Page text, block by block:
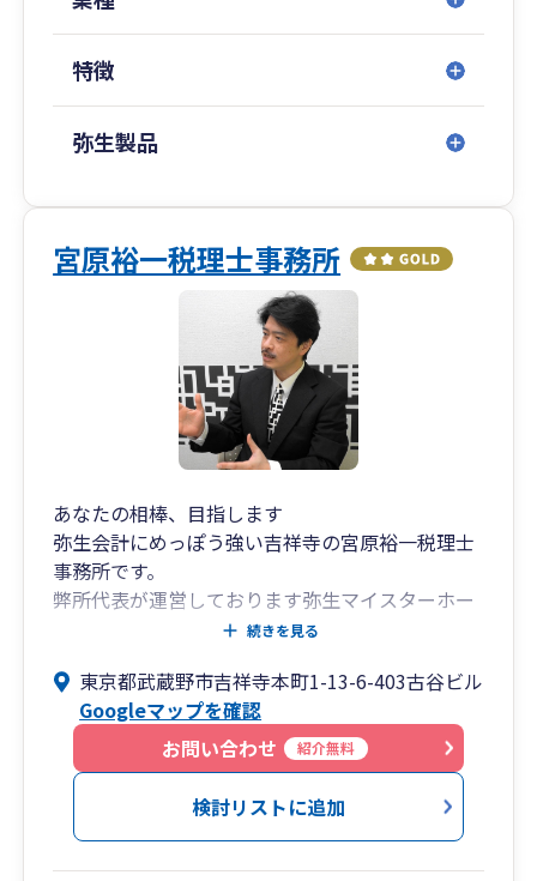
特徴
弥生製品
宮原裕一税理士事務所
あなたの相棒、目指します
弥生会計にめっぽう強い吉祥寺の宮原裕一税理士
事務所です。
弊所代表が運営しております弥生マイスターホー
ムページ( http://www.yayoi-meister.com/ )はユ
吉祥寺をメインエリアとしておりますが、オンラ
インにより日本全国対応可能です。
最も遠方のお客さまは石垣島にいらっしゃいま
す。
続きを見る
東京都武蔵野市吉祥寺本町1-13-6-403古谷ビル
Googleマップを確認
お問い合わせ
紹介無料
検討リストに追加